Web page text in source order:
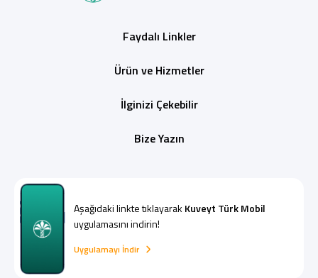
Faydalı Linkler
Ürün ve Hizmetler
İlginizi Çekebilir
Bize Yazın
Aşağıdaki linkte tıklayarak Kuveyt Türk Mobil
uygulamasını indirin!
Uygulamayı İndir